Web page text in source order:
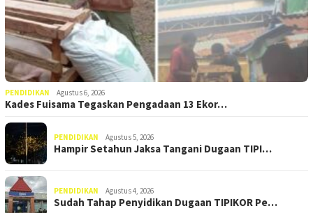
PENDIDIKAN Agustus 6, 2026
Kades Fuisama Tegaskan Pengadaan 13 Ekor…
PENDIDIKAN Agustus 5, 2026
Hampir Setahun Jaksa Tangani Dugaan TIPI…
PENDIDIKAN Agustus 4, 2026
Sudah Tahap Penyidikan Dugaan TIPIKOR Pe…